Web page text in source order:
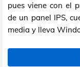
pues viene con el
de un panel IPS,
media y lleva